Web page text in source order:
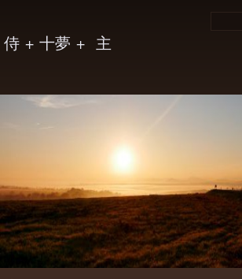
侍 + 十夢 + 主